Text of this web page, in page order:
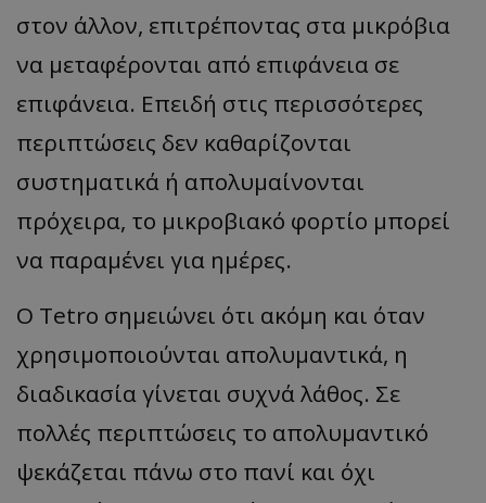
στον άλλον, επιτρέποντας στα μικρόβια
να μεταφέρονται από επιφάνεια σε
επιφάνεια. Επειδή στις περισσότερες
περιπτώσεις δεν καθαρίζονται
συστηματικά ή απολυμαίνονται
πρόχειρα, το μικροβιακό φορτίο μπορεί
να παραμένει για ημέρες.
Ο Tetro σημειώνει ότι ακόμη και όταν
χρησιμοποιούνται απολυμαντικά, η
διαδικασία γίνεται συχνά λάθος. Σε
πολλές περιπτώσεις το απολυμαντικό
ψεκάζεται πάνω στο πανί και όχι